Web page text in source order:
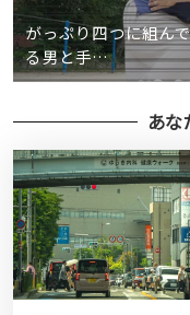
がっぷり四つに組ん
る男と手…
あな